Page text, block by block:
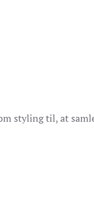
styling til, at